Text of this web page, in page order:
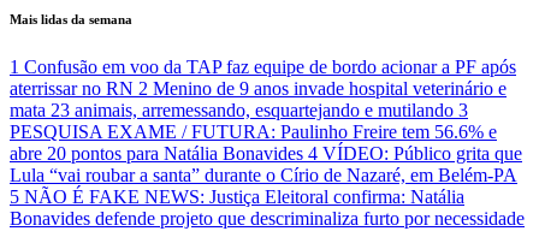
Mais lidas da semana
1 Confusão em voo da TAP faz equipe de bordo acionar a PF após
aterrissar no RN 2 Menino de 9 anos invade hospital veterinário e
mata 23 animais, arremessando, esquartejando e mutilando 3
PESQUISA EXAME / FUTURA: Paulinho Freire tem 56.6% e
abre 20 pontos para Natália Bonavides 4 VÍDEO: Público grita que
Lula “vai roubar a santa” durante o Círio de Nazaré, em Belém-PA
5 NÃO É FAKE NEWS: Justiça Eleitoral confirma: Natália
Bonavides defende projeto que descriminaliza furto por necessidade